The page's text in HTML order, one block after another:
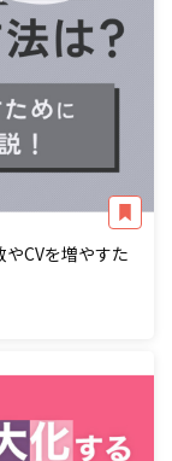
CVを増やすた